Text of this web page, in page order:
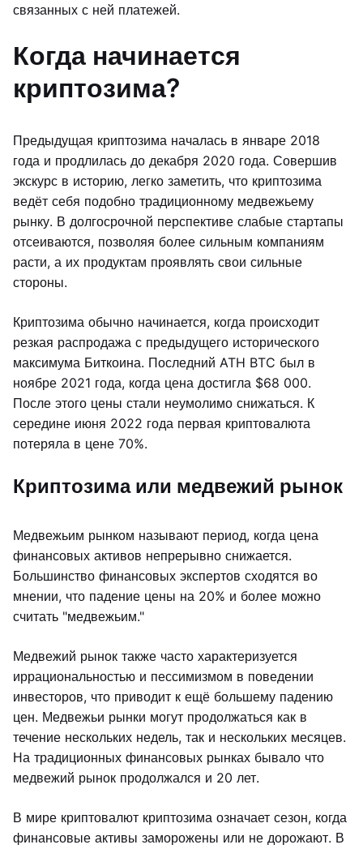
связанных с ней платежей.
Когда начинается
криптозима?
Предыдущая криптозима началась в январе 2018
года и продлилась до декабря 2020 года. Совершив
экскурс в историю, легко заметить, что криптозима
ведёт себя подобно традиционному медвежьему
рынку. В долгосрочной перспективе слабые стартапы
отсеиваются, позволяя более сильным компаниям
расти, а их продуктам проявлять свои сильные
стороны.
Криптозима обычно начинается, когда происходит
резкая распродажа с предыдущего исторического
максимума Биткоина. Последний ATH BTC был в
ноябре 2021 года, когда цена достигла $68 000.
После этого цены стали неумолимо снижаться. К
середине июня 2022 года первая криптовалюта
потеряла в цене 70%.
Криптозима или медвежий рынок
Медвежьим рынком называют период, когда цена
финансовых активов непрерывно снижается.
Большинство финансовых экспертов сходятся во
мнении, что падение цены на 20% и более можно
считать "медвежьим."
Медвежий рынок также часто характеризуется
иррациональностью и пессимизмом в поведении
инвесторов, что приводит к ещё большему падению
цен. Медвежьи рынки могут продолжаться как в
течение нескольких недель, так и нескольких месяцев.
На традиционных финансовых рынках бывало что
медвежий рынок продолжался и 20 лет.
В мире криптовалют криптозима означает сезон, когда
финансовые активы заморожены или не дорожают. В